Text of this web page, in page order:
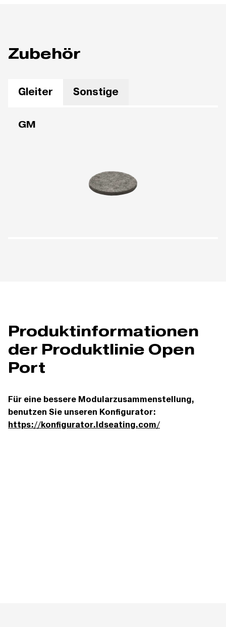
Zubehör
Gleiter Sonstige
GM
Produktinformationen
der Produktlinie Open
Port
Für eine bessere Modularzusammenstellung,
benutzen Sie unseren Konfigurator:
https://konfigurator.ldseating.com/